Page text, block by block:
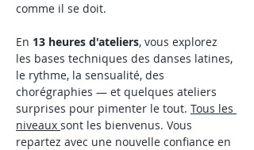
comme il se doit.
En 13 heures d'ateliers, vous explorez
les bases techniques des danses latines,
le rythme, la sensualité, des
chorégraphies — et quelques ateliers
surprises pour pimenter le tout. Tous les
niveaux sont les bienvenus. Vous
repartez avec une nouvelle confiance en